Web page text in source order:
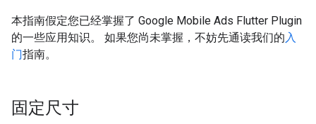
本指南假定您已经掌握了 Google Mobile Ads Flutter Plugin
的一些应用知识。 如果您尚未掌握，不妨先通读我们的入
门指南。
固定尺寸